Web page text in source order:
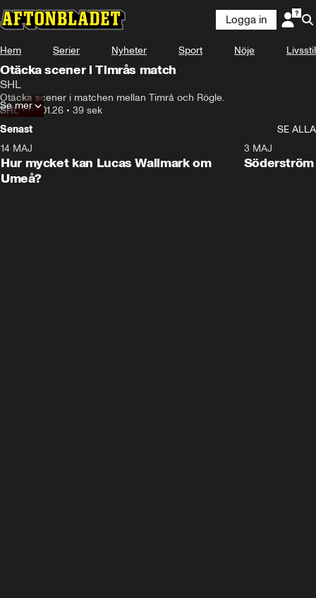
Logga in
Hem Serier Nyheter Sport Nöje Livsstil
Otäcka scener i Timrås match
SHL
Otäcka scener i matchen mellan Timrå och Rögle.
SHL•08.01.26 • 39 sek
Se mer
Senast
SE ALLA
Plus
14 MAJ
Hur mycket kan Lucas Wallmark om
Umeå?
3 MAJ